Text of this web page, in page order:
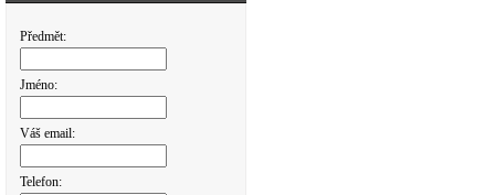
Předmět:
Jméno:
Váš email:
Telefon: